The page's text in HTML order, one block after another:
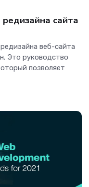
сайта
веб-сайта
Это руководство
позволяет